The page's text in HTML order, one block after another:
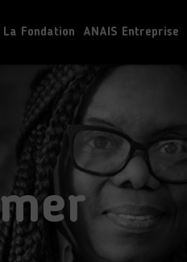
La Fondation ANAIS Entreprise